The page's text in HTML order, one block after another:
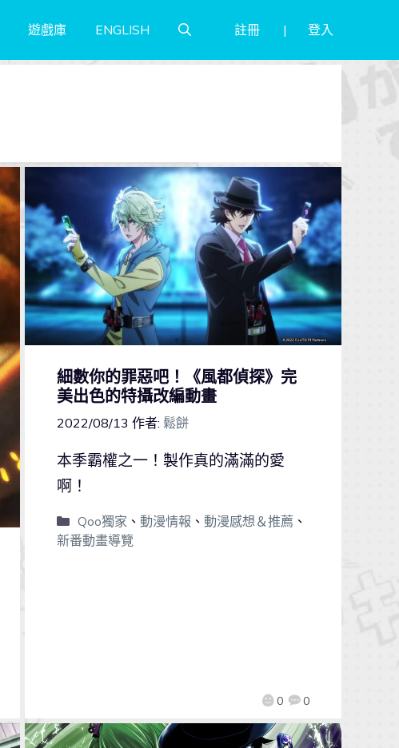
遊戲庫 ENGLISH 註冊 登入
細數你的罪惡吧！《風都偵探》完
美出色的特攝改編動畫
2022/08/13 作者: 鬆餅
0 0
本季霸權之一！製作真的滿滿的愛
啊！
Qoo獨家 、 動漫情報 、 動漫感想＆推薦、
新番動畫導覽